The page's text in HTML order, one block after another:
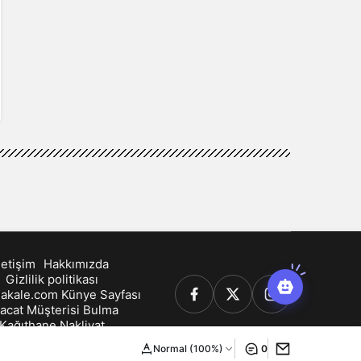
Normal (100%) 0
Hakkımızda
Gizlilik politikası
Künye Sayfası
Müşterisi Bulma
Nakliyat